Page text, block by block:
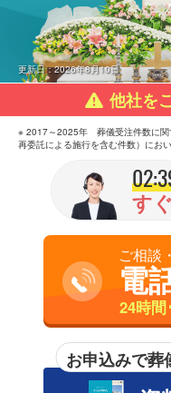
更新日：2026年8月10日
他社を
※ 2017～2025年 葬儀受注件数に関
再委託による施行を含む件数）にお
す
ご相談
電
24時間
お申込みで葬